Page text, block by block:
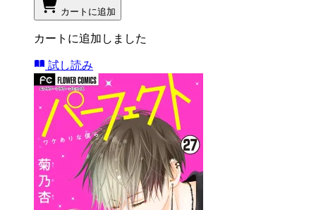
カートに追加
カートに追加しました
試し読み